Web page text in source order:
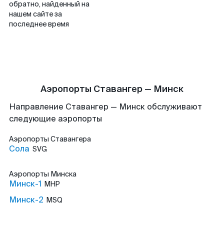
обратно, найденный на
нашем сайте за
последнее время
Аэропорты Ставангер — Минск
Направление Ставангер — Минск обслуживают
следующие аэропорты
Аэропорты Ставангера
Сола SVG
Аэропорты Минска
Минск-1 MHP
Минск-2 MSQ